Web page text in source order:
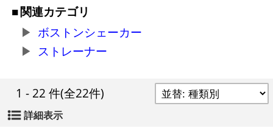
関連カテゴリ
ボストンシェーカー
ストレーナー
1 - 22 件(全22件)
詳細表示